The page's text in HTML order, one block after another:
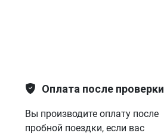
Оплата после проверки
Вы производите оплату после
пробной поездки, если вас